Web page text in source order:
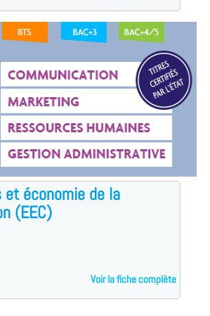
et économie de la
(EEC)
Voir la fiche complète